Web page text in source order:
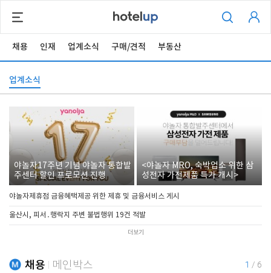
채용 인재 업계소식 구매/견적 부동산
업계소식
야놀자17주년 기념 야놀자 통합발
주센터 할인 프로모션 진행
<야놀자 MRO, 숙박업소 위한 삼
성전자 가전제품 특가 개시>
야놀자제휴점 금융혜택제공 위한 제휴 및 금융서비스 게시
울산시, 피서․행락지 주변 불법행위 19건 적발
더보기
채용 메인박스 1 / 6